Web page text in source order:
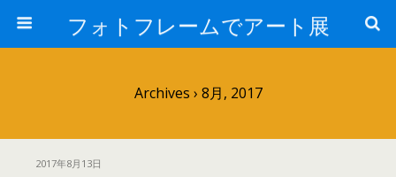
フォトフレームでアート展
Archives › 8月, 2017
2017年8月13日